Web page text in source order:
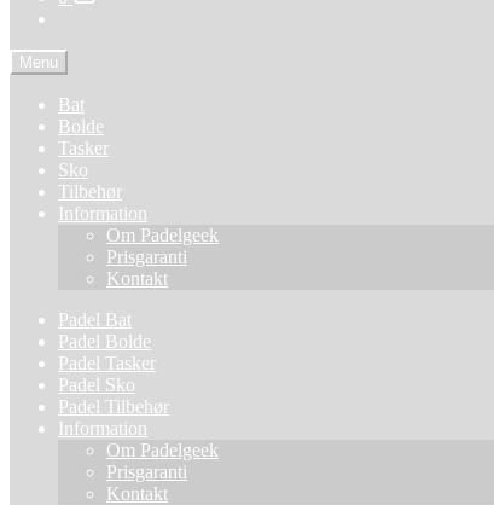
Menu
Bat
Bolde
Tasker
Sko
Tilbehør
Information
Om Padelgeek
Prisgaranti
Kontakt
Padel Bat
Padel Bolde
Padel Tasker
Padel Sko
Padel Tilbehør
Information
Om Padelgeek
Prisgaranti
Kontakt